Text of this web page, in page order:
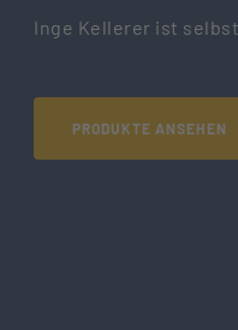
Inge Kellerer ist
PRODUKTE ANSEHEN